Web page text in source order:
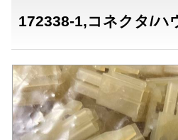
172338-1,コネクタ/ハ